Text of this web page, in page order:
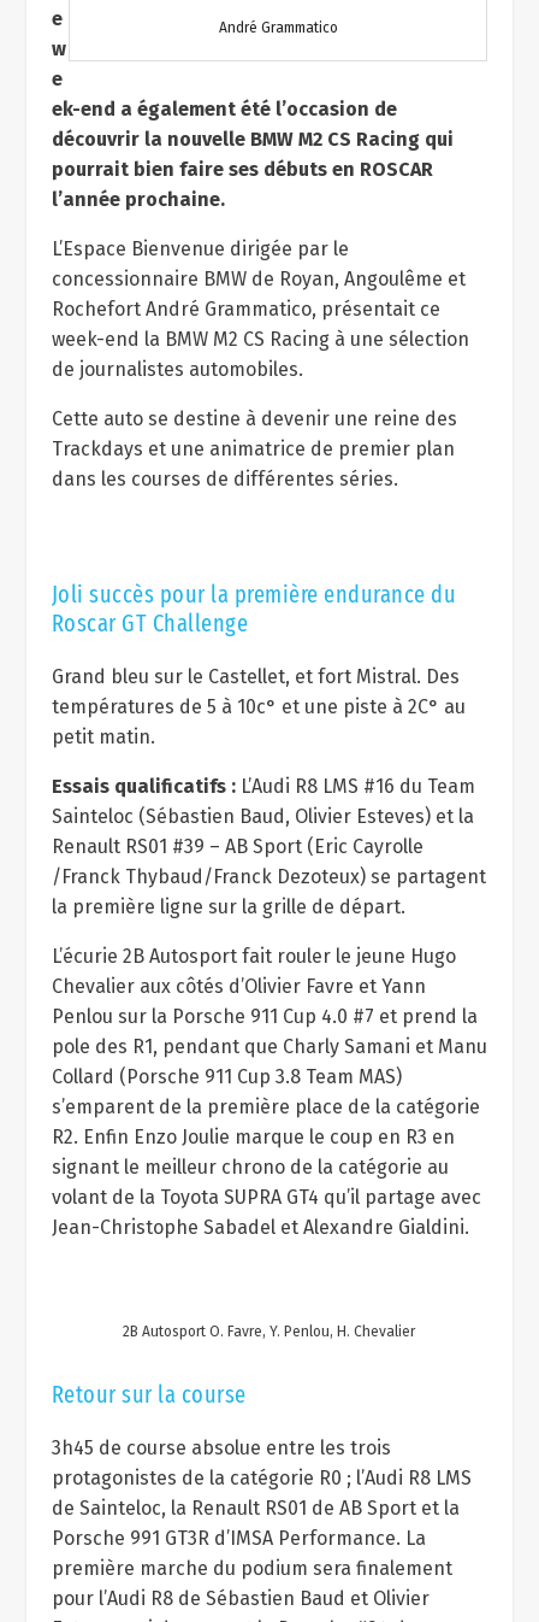
André Grammatico
e
w
e
ek-end a également été l’occasion de
découvrir la nouvelle BMW M2 CS Racing qui
pourrait bien faire ses débuts en ROSCAR
l’année prochaine.
L’Espace Bienvenue dirigée par le
concessionnaire BMW de Royan, Angoulême et
Rochefort André Grammatico, présentait ce
week-end la BMW M2 CS Racing à une sélection
de journalistes automobiles.
Cette auto se destine à devenir une reine des
Trackdays et une animatrice de premier plan
dans les courses de différentes séries.
Joli succès pour la première endurance du
Roscar GT Challenge
Grand bleu sur le Castellet, et fort Mistral. Des
températures de 5 à 10c° et une piste à 2C° au
petit matin.
Essais qualificatifs :L’Audi R8 LMS #16 du Team
Sainteloc (Sébastien Baud, Olivier Esteves) et la
Renault RS01 #39 – AB Sport (Eric Cayrolle
/Franck Thybaud/Franck Dezoteux) se partagent
la première ligne sur la grille de départ.
L’écurie 2B Autosport fait rouler le jeune Hugo
Chevalier aux côtés d’Olivier Favre et Yann
Penlou sur la Porsche 911 Cup 4.0 #7 et prend la
pole des R1, pendant que Charly Samani et Manu
Collard (Porsche 911 Cup 3.8 Team MAS)
s’emparent de la première place de la catégorie
R2. Enfin Enzo Joulie marque le coup en R3 en
signant le meilleur chrono de la catégorie au
volant de la Toyota SUPRA GT4 qu’il partage avec
Jean-Christophe Sabadel et Alexandre Gialdini.
2B Autosport O. Favre, Y. Penlou, H. Chevalier
Retour sur la course
3h45 de course absolue entre les trois
protagonistes de la catégorie R0 ; l’Audi R8 LMS
de Sainteloc, la Renault RS01 de AB Sport et la
Porsche 991 GT3R d’IMSA Performance. La
première marche du podium sera finalement
pour l’Audi R8 de Sébastien Baud et Olivier